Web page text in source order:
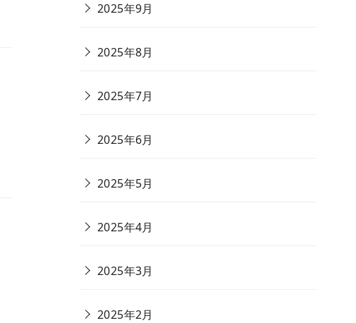
2025年9月
2025年8月
2025年7月
2025年6月
2025年5月
2025年4月
2025年3月
2025年2月